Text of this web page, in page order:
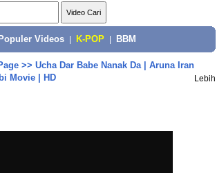
Populer Videos K-POP BBM
>> Ucha Dar Babe Nanak Da | Aruna Iran
Movie | HD
Lebih